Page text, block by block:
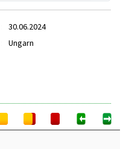
30.06.2024
Ungarn